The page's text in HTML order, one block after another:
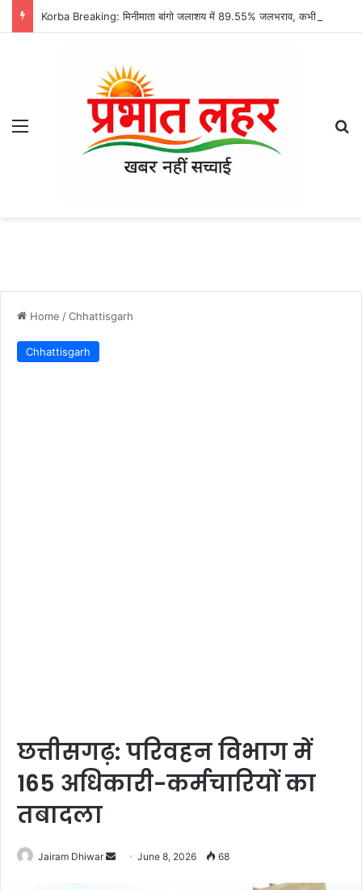
Menu
Home /Chhattisgarh
Chhattisgarh
छत्तीसगढ़: परिवहन विभाग में
165 अधिकारी-कर्मचारियों का
तबादला
Jairam Dhiwar
Send June 8, 2026 68